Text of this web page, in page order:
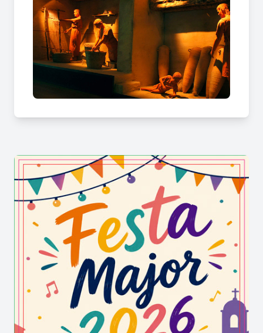
Torre Balldovina:Torre de defensa amb orígens
ja al segle XI i l'únic edifici romànic del Barcelonès
que ha arribat íntegre als nostres dies(+
informació)
Molí d'en Ribe:
Molí fariner baixmedieval de
informació)
Montserrat Roig es conserven les restes de l’antic
safareig públic de Santa Coloma, soterrades i
protegides per una cobertura de vidre.
informació)
Refugi Antiaeri de la Torre Balldovina:
iniciativa de recuperar i obrir el refugi antiaeri i
incorporar-lo al patrimoni visitable de Santa
Coloma s’ha d’entendre com una peça essencial
per conèixer la història més recent de la ciutat. (+
informació)